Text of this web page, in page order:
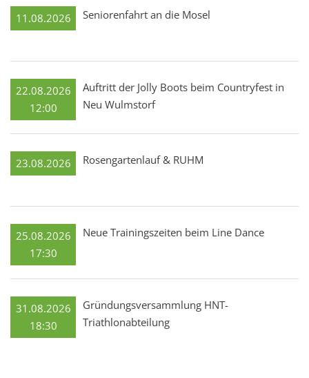
11.08.2026 Seniorenfahrt an die Mosel
22.08.2026
12:00
Auftritt der Jolly Boots beim Countryfest in
Neu Wulmstorf
23.08.2026 Rosengartenlauf & RUHM
25.08.2026
17:30
Neue Trainingszeiten beim Line Dance
31.08.2026
18:30
Gründungsversammlung HNT-
Triathlonabteilung